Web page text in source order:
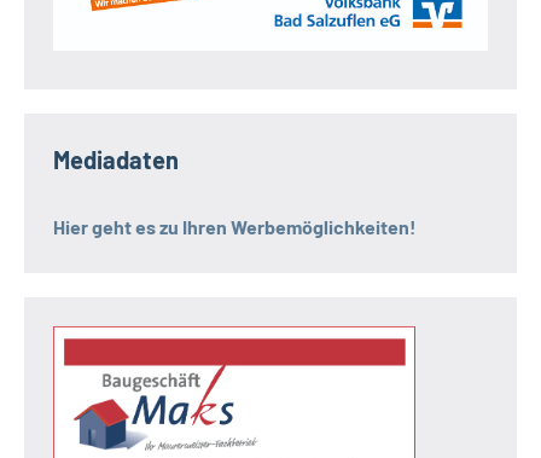
Mediadaten
Hier geht es zu Ihren Werbemöglichkeiten!